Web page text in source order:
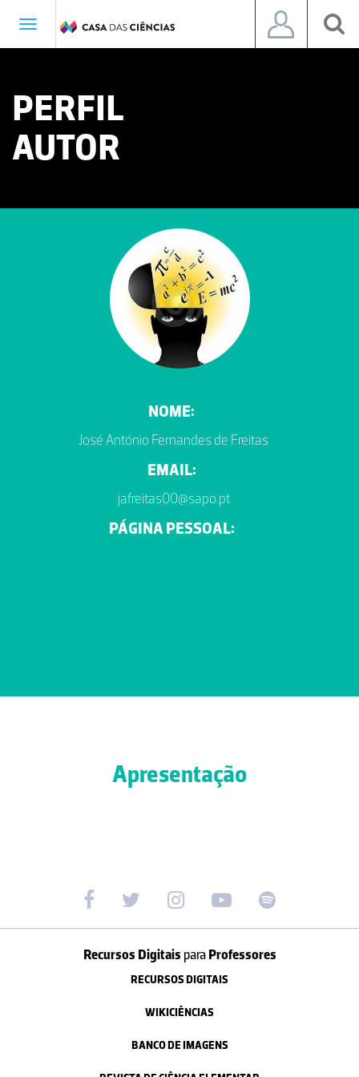
Toggle
PERFIL
AUTOR
NOME:
José António Fernandes de Freitas
EMAIL:
jafreitas00@sapo.pt
PÁGINA PESSOAL:
Apresentação
Recursos Digitais paraProfessores
RECURSOS DIGITAIS
WIKICIÊNCIAS
BANCO DE IMAGENS